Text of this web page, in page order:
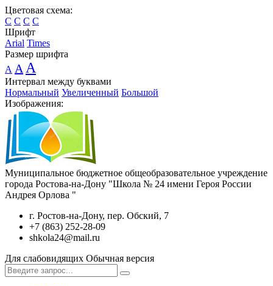
Цветовая схема:
C C C C
Шрифт
Arial Times
Размер шрифта
A A A
Интервал между буквами
Нормальный Увеличенный Большой
Изображения:
Муниципальное бюджетное общеобразовательное учреждение
города Ростова-на-Дону "Школа № 24 имени Героя России
Андрея Орлова "
г. Ростов-на-Дону, пер. Обский, 7
+7 (863) 252-28-09
shkola24@mail.ru
Для слабовидящих Обычная версия